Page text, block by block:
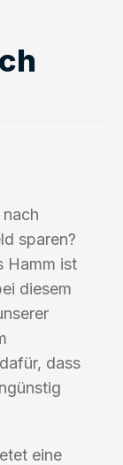
sparen?
Hamm ist
diesem
dass
eine